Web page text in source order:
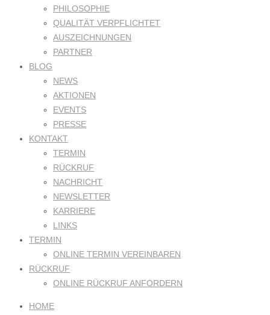
PHILOSOPHIE
QUALITÄT VERPFLICHTET
AUSZEICHNUNGEN
PARTNER
BLOG
NEWS
AKTIONEN
EVENTS
PRESSE
KONTAKT
TERMIN
RÜCKRUF
NACHRICHT
NEWSLETTER
KARRIERE
LINKS
TERMIN
ONLINE TERMIN VEREINBAREN
RÜCKRUF
ONLINE RÜCKRUF ANFORDERN
HOME